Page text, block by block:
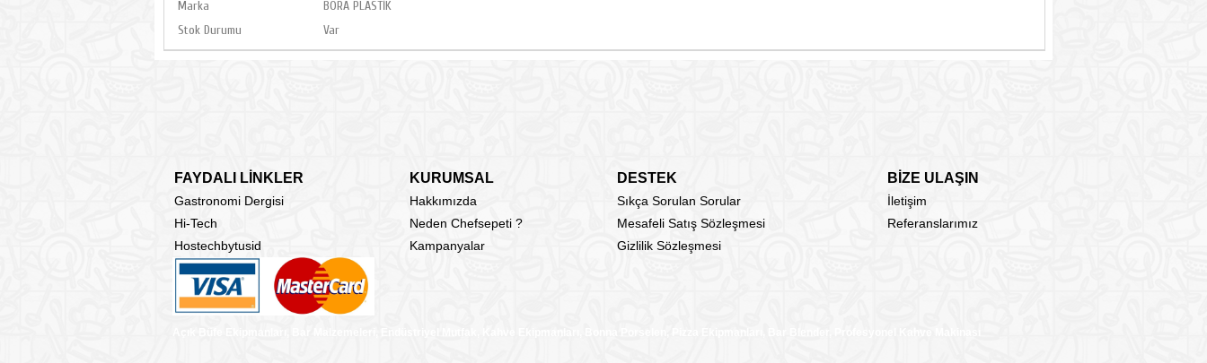
Marka
BORA PLASTİK
Stok Durumu
Var
FAYDALI LİNKLER KURUMSAL DESTEK BİZE ULAŞIN
Gastronomi Dergisi Hakkımızda Sıkça Sorulan Sorular
İletişim
Hi-Tech
Neden Chefsepeti ? Mesafeli Satış Sözleşmesi
Referanslarımız
Hostechbytusid
Kampanyalar Gizlilik Sözleşmesi